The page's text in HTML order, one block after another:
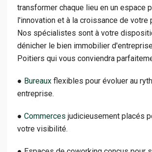
transformer chaque lieu en un espace
l'innovation et à la croissance de votre
Nos spécialistes sont à votre
dénicher le bien immobilier
Poitiers qui vous conviendra
● Bureaux flexibles pour évoluer au
entreprise.
● Commerces judicieusement placés
votre visibilité.